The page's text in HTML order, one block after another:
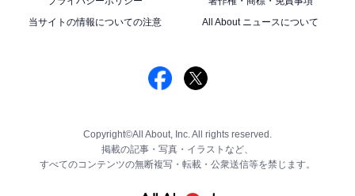
当サイトの情報についての注意
All About ニュースについて
Copyright©All About, Inc. All rights reserved.
掲載の記事・写真・イラストなど、
すべてのコンテンツの無断複写・転載・公衆送信等を禁じます。